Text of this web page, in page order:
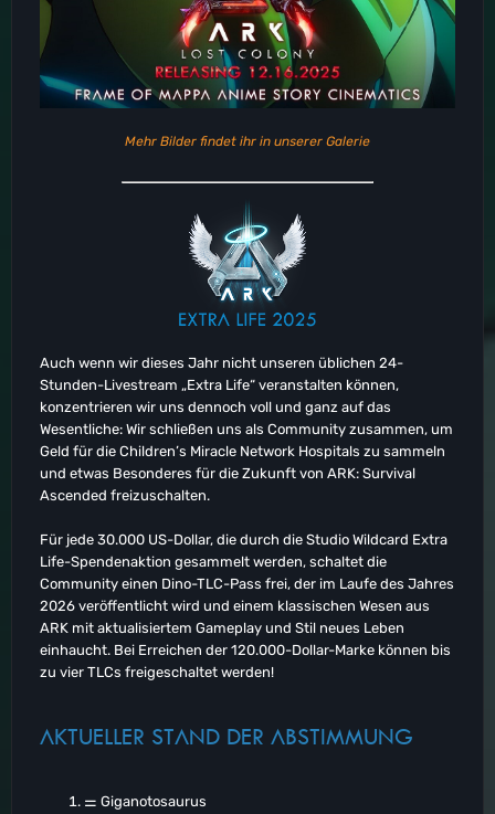
Mehr Bilder findet ihr in unserer Galerie
Auch wenn wir dieses Jahr nicht unseren üblichen 24-
Stunden-Livestream „Extra Life“ veranstalten können,
konzentrieren wir uns dennoch voll und ganz auf das
Wesentliche: Wir schließen uns als Community zusammen, um
Geld für die Children’s Miracle Network Hospitals zu sammeln
und etwas Besonderes für die Zukunft von ARK: Survival
Ascended freizuschalten.
Für jede 30.000 US-Dollar, die durch die Studio Wildcard Extra
Life-Spendenaktion gesammelt werden, schaltet die
Community einen Dino-TLC-Pass frei, der im Laufe des Jahres
2026 veröffentlicht wird und einem klassischen Wesen aus
ARK mit aktualisiertem Gameplay und Stil neues Leben
einhaucht. Bei Erreichen der 120.000-Dollar-Marke können bis
zu vier TLCs freigeschaltet werden!
AKTUELLER STAND DER ABSTIMMUNG
⚌ Giganotosaurus